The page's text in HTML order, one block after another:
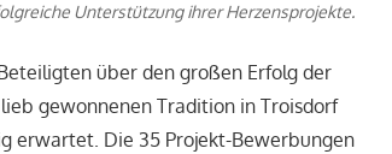
Unterstützung ihrer Herzensprojekte.
über den großen Erfolg der
gewonnenen Tradition in Troisdorf
erwartet. Die 35 Projekt-Bewerbungen